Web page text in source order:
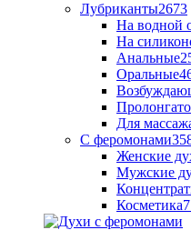
Лубриканты2673
На водной
На
Анальные
Оральные
Для
С феромонами
Женские
Мужские
Косметика